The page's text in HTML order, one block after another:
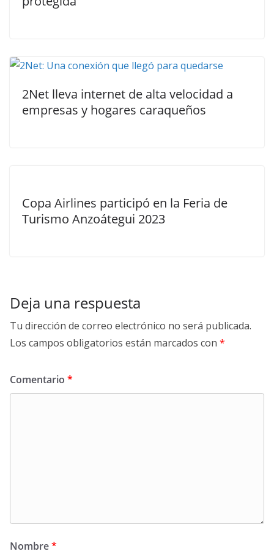
2Net lleva internet de alta velocidad a
empresas y hogares caraqueños
Copa Airlines participó en la Feria de
Turismo Anzoátegui 2023
Deja una respuesta
Tu dirección de correo electrónico no será publicada.
Los campos obligatorios están marcados con *
Comentario *
Nombre*